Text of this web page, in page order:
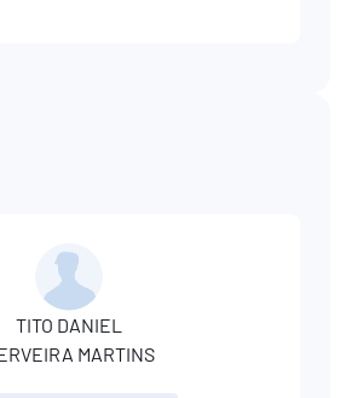
TITO DANIEL
MARTINS